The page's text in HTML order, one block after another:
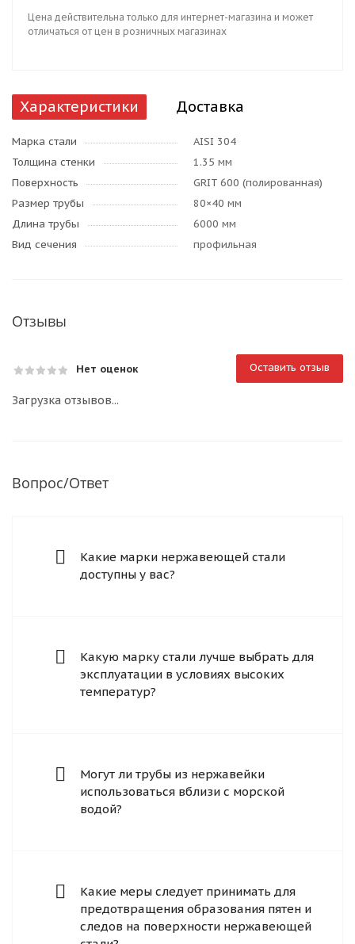
Цена действительна только для интернет-магазина и может
отличаться от цен в розничных магазинах
Характеристики Доставка
Марка стали
AISI 304
Толщина стенки
1.35 мм
Поверхность
GRIT 600 (полированная)
Размер трубы
80×40 мм
Длина трубы
6000 мм
Вид сечения
профильная
Отзывы
Нет оценок Оставить отзыв
Загрузка отзывов...
Вопрос/Ответ
Какие марки нержавеющей стали
доступны у вас?
Какую марку стали лучше выбрать для
эксплуатации в условиях высоких
температур?
Могут ли трубы из нержавейки
использоваться вблизи с морской
водой?
Какие меры следует принимать для
предотвращения образования пятен и
следов на поверхности нержавеющей